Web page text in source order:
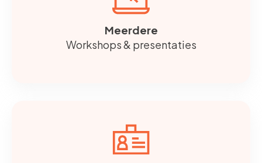
Meerdere
Workshops & presentaties